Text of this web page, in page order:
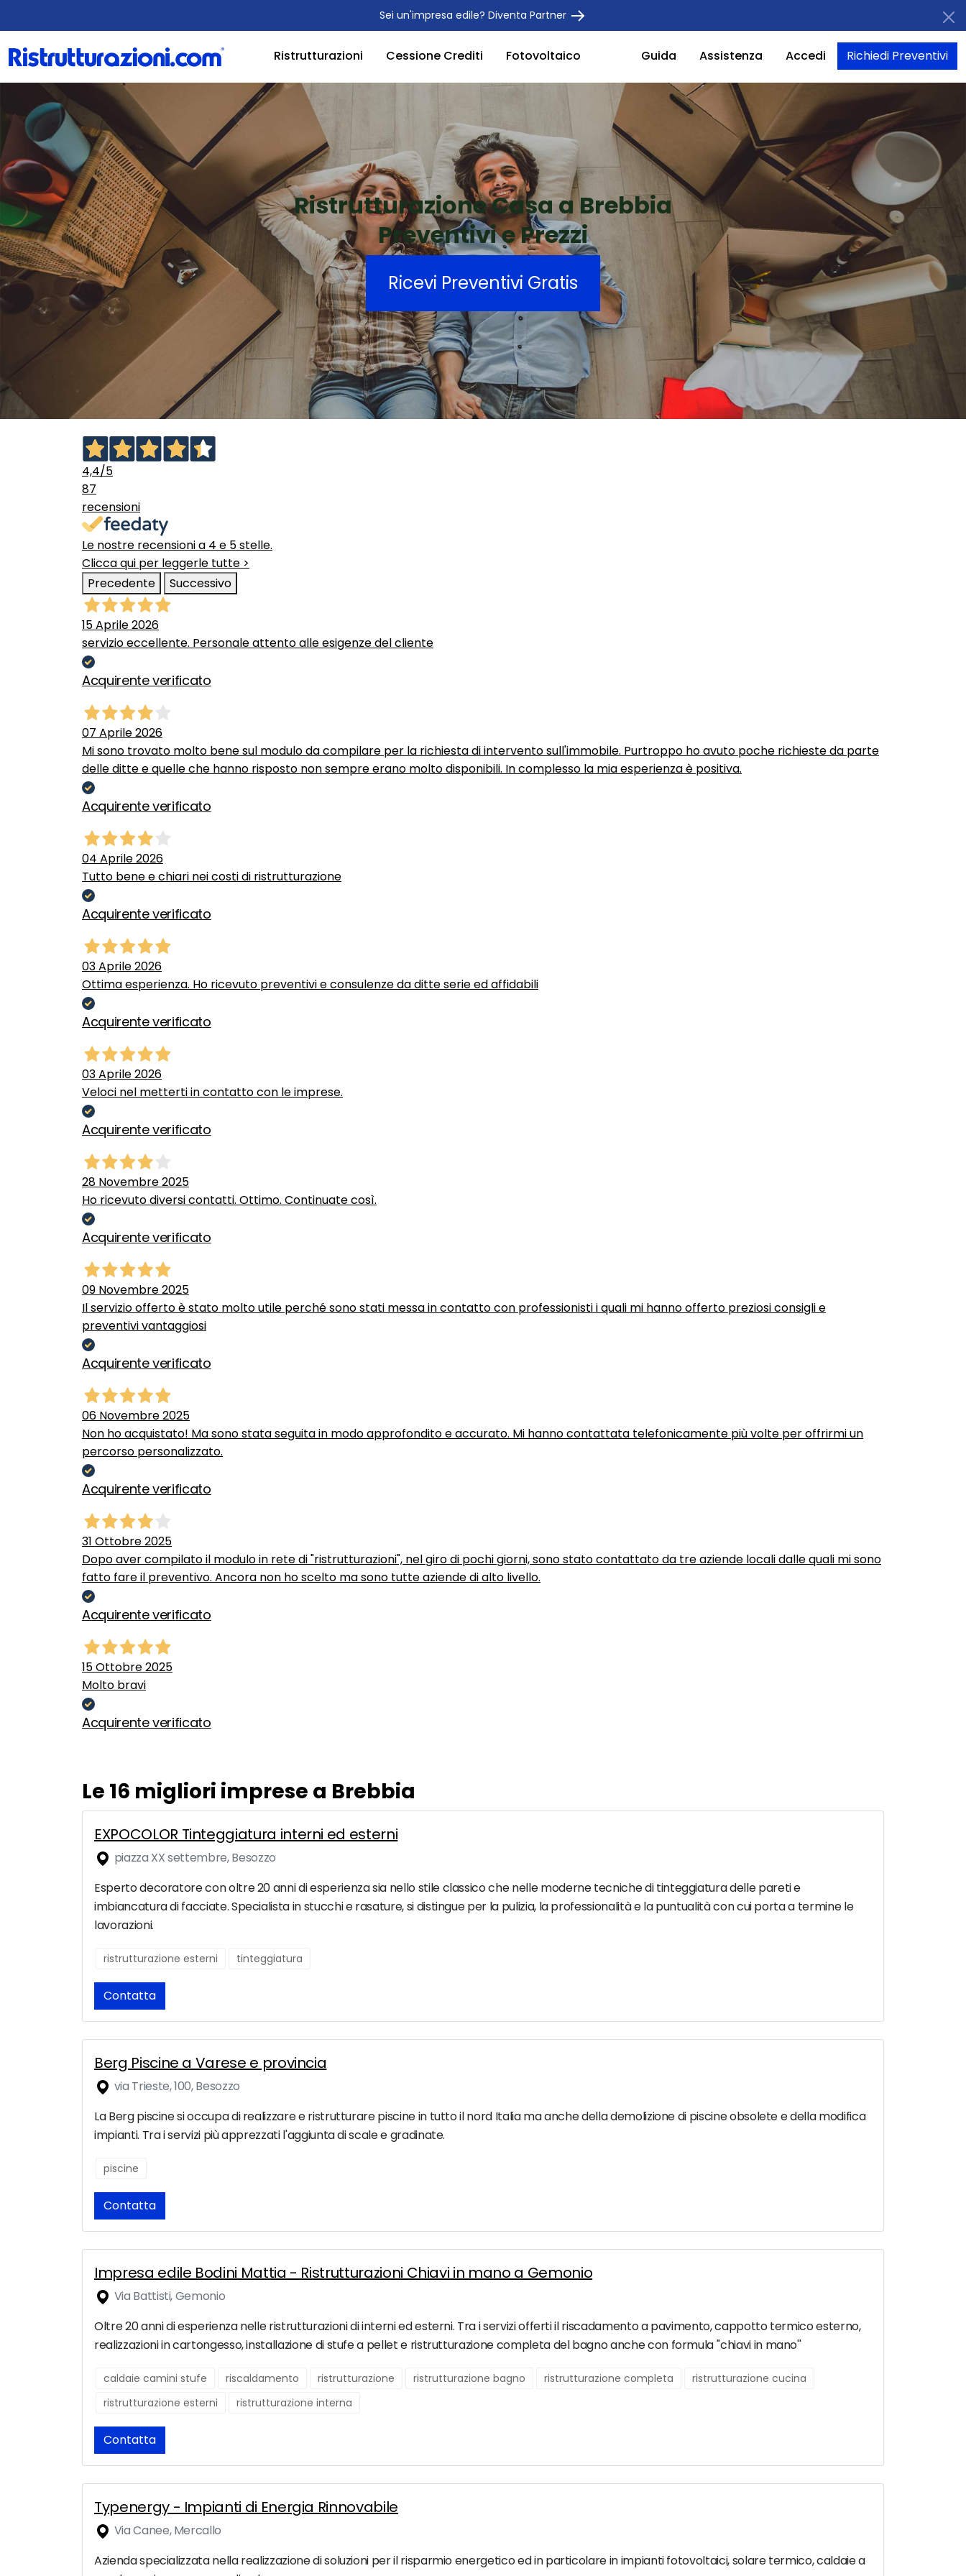
Sei un'impresa edile? Diventa Partner
Ristrutturazioni Cessione Crediti Fotovoltaico Guida Assistenza Accedi Richiedi Preventivi
Ristrutturazione Casa a Brebbia
Preventivi e Prezzi
Ricevi Preventivi Gratis
4,4/5
87
recensioni
Le nostre recensioni a 4 e 5 stelle.
Clicca qui per leggerle tutte >
Precedente
Successivo
15 Aprile 2026
servizio eccellente. Personale attento alle esigenze del cliente
Acquirente verificato
07 Aprile 2026
Mi sono trovato molto bene sul modulo da compilare per la richiesta di intervento sull'immobile. Purtroppo ho avuto poche richieste da parte
delle ditte e quelle che hanno risposto non sempre erano molto disponibili. In complesso la mia esperienza è positiva.
Acquirente verificato
04 Aprile 2026
Tutto bene e chiari nei costi di ristrutturazione
Acquirente verificato
03 Aprile 2026
Ottima esperienza. Ho ricevuto preventivi e consulenze da ditte serie ed affidabili
Acquirente verificato
03 Aprile 2026
Veloci nel metterti in contatto con le imprese.
Acquirente verificato
28 Novembre 2025
Ho ricevuto diversi contatti. Ottimo. Continuate così.
Acquirente verificato
09 Novembre 2025
Il servizio offerto è stato molto utile perché sono stati messa in contatto con professionisti i quali mi hanno offerto preziosi consigli e
preventivi vantaggiosi
Acquirente verificato
06 Novembre 2025
Non ho acquistato! Ma sono stata seguita in modo approfondito e accurato. Mi hanno contattata telefonicamente più volte per offrirmi un
percorso personalizzato.
Acquirente verificato
31 Ottobre 2025
Dopo aver compilato il modulo in rete di "ristrutturazioni", nel giro di pochi giorni, sono stato contattato da tre aziende locali dalle quali mi sono
fatto fare il preventivo. Ancora non ho scelto ma sono tutte aziende di alto livello.
Acquirente verificato
15 Ottobre 2025
Molto bravi
Acquirente verificato
Le 16 migliori imprese a Brebbia
EXPOCOLOR Tinteggiatura interni ed esterni
piazza XX settembre, Besozzo
Esperto decoratore con oltre 20 anni di esperienza sia nello stile classico che nelle moderne tecniche di tinteggiatura delle pareti e
imbiancatura di facciate. Specialista in stucchi e rasature, si distingue per la pulizia, la professionalità e la puntualità con cui porta a termine le
lavorazioni.
ristrutturazione esterni tinteggiatura
Contatta
Berg Piscine a Varese e provincia
via Trieste, 100, Besozzo
La Berg piscine si occupa di realizzare e ristrutturare piscine in tutto il nord Italia ma anche della demolizione di piscine obsolete e della modifica
impianti. Tra i servizi più apprezzati l'aggiunta di scale e gradinate.
piscine
Contatta
Impresa edile Bodini Mattia - Ristrutturazioni Chiavi in mano a Gemonio
Via Battisti, Gemonio
Oltre 20 anni di esperienza nelle ristrutturazioni di interni ed esterni. Tra i servizi offerti il riscadamento a pavimento, cappotto termico esterno,
realizzazioni in cartongesso, installazione di stufe a pellet e ristrutturazione completa del bagno anche con formula ''chiavi in mano''
caldaie camini stufe riscaldamento ristrutturazione ristrutturazione bagno ristrutturazione completa
ristrutturazione cucina
ristrutturazione esterni
ristrutturazione interna
Contatta
Typenergy - Impianti di Energia Rinnovabile
Via Canee, Mercallo
Azienda specializzata nella realizzazione di soluzioni per il risparmio energetico ed in particolare in impianti fotovoltaici, solare termico, caldaie a